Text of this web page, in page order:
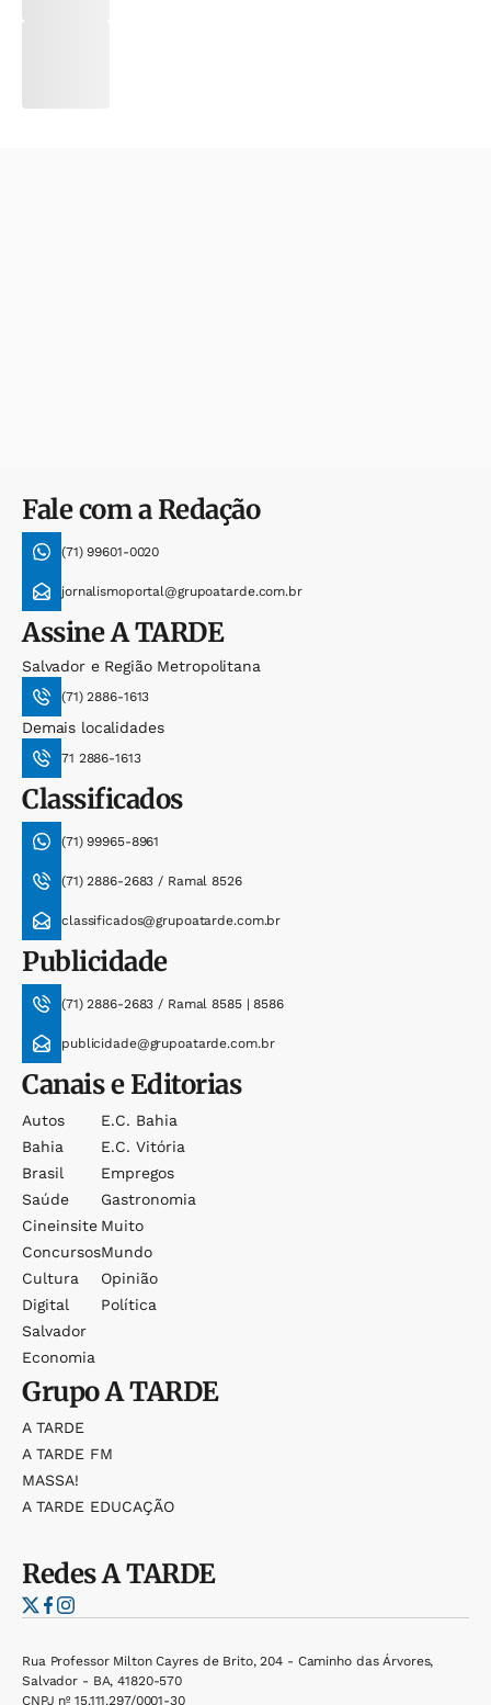
Fale com a Redação
(71) 99601-0020
jornalismoportal@grupoatarde.com.br
AssineA TARDE
Salvador e Região Metropolitana
(71) 2886-1613
Demais localidades
71 2886-1613
Classificados
(71) 99965-8961
(71) 2886-2683 / Ramal 8526
classificados@grupoatarde.com.br
Publicidade
(71) 2886-2683 / Ramal 8585 | 8586
publicidade@grupoatarde.com.br
Canais e Editorias
Autos
Bahia
Brasil
Saúde
Cineinsite
Concursos
Cultura
Digital
Salvador
Economia
E.c. Bahia
E.c. Vitória
Empregos
Gastronomia
Muito
Mundo
Opinião
Política
GrupoA TARDE
A TARDE
A TARDE FM
MASSA!
A TARDE EDUCAÇÃO
RedesA TARDE
Rua Professor Milton Cayres de Brito, 204 - Caminho das Árvores,
Salvador - BA, 41820-570
CNPJ nº 15.111.297/0001-30